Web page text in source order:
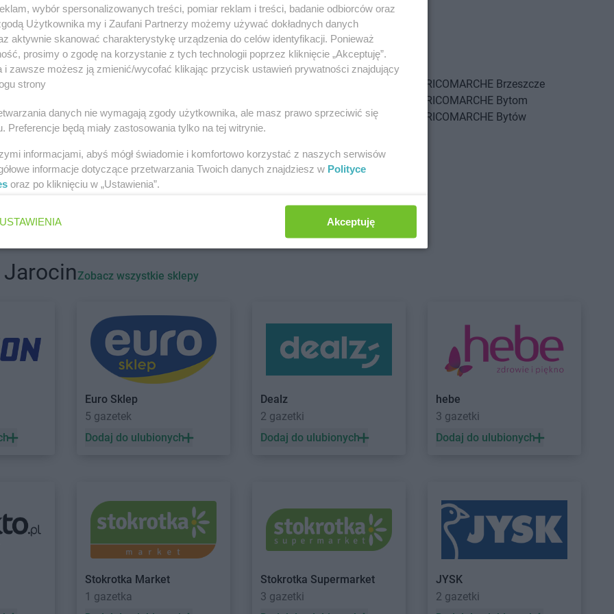
Podlaski
BRICOMARCHE Braniewo
BRICOMARCHE Brodnica
BRICOMARCHE Brzeg Dolny
BRICOMARCHE
BRICOMARCHE Brzeszcze
BRICOMARCHE Bytom
BRICOMARCHE Bytów
BRICOMARCHE Czarnków BRICOMARCHE Częstochowa
BRICOMARCHE Dębno
BRICOMARCHE Dzierżoniów
BRICOMARCHE Góra Kalwaria
BRICOMARCHE
BRICOMARCHE Gostyń
Gostynin
BRICOMARCHE Grodzisk
BRICOMARCHE
BRICOMARCHE Jędrzejów
BRICOMARCHE Jelcz-Laskowice
Jelenia Góra
BRICOMARCHE
BRICOMARCHE
BRICOMARCHE Konin
BRICOMARCHE
BRICOMARCHE
Odrą
BRICOMARCHE
BRICOMARCHE
BRICOMARCHE Krzeszowice
BRICOMARCHE Łowicz
BRICOMARCHE Lubaczów
BRICOMARCHE Lubań
BRICOMARCHE Lubartów
BRICOMARCHE Lubin
BRICOMARCHE Lubliniec
BRICOMARCHE Lubsko
BRICOMARCHE
Mogilno
BRICOMARCHE
Zobacz wszystkie sklepy
Euro Sklep
5 gazetek
Dodaj do ulubionych
Dealz
2 gazetki
Dodaj do ulubionych
hebe
3 gazetki
Dodaj do ulubionych
Stokrotka Market
1 gazetka
Stokrotka Supermarket
3 gazetki
JYSK
2 gazetki
wybór spersonalizowanych treści, pomiar reklam i treści, badanie odbiorców oraz
Użytkownika my i Zaufani Partnerzy możemy używać dokładnych danych
aktywnie skanować charakterystykę urządzenia do celów identyfikacji. Ponieważ
prosimy o zgodę na korzystanie z tych technologii poprzez kliknięcie „Akceptuję”.
i zawsze możesz ją zmienić/wycofać klikając przycisk ustawień prywatności znajdujący
strony
danych nie wymagają zgody użytkownika, ale masz prawo sprzeciwić się
Preferencje będą miały zastosowania tylko na tej witrynie.
informacjami, abyś mógł świadomie i komfortowo korzystać z naszych serwisów
informacje dotyczące przetwarzania Twoich danych znajdziesz w Polityce
oraz po kliknięciu w „Ustawienia”.
USTAWIENIA Akceptuję